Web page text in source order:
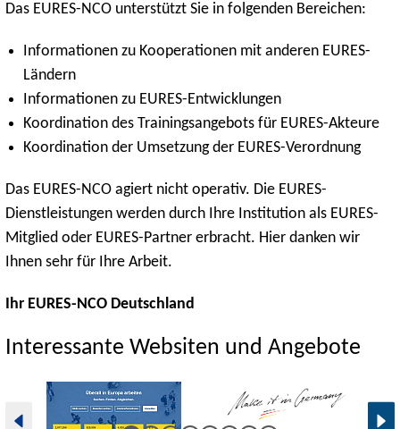
Das EURES-NCO unterstützt Sie in folgenden Bereichen:
Informationen zu Kooperationen mit anderen EURES-
Ländern
Informationen zu EURES-Entwicklungen
Koordination des Trainingsangebots für EURES-Akteure
Koordination der Umsetzung der EURES-Verordnung
Das EURES-NCO agiert nicht operativ. Die EURES-
Dienstleistungen werden durch Ihre Institution als EURES-
Mitglied oder EURES-Partner erbracht. Hier danken wir
Ihnen sehr für Ihre Arbeit.
Ihr EURES-NCO Deutschland
Interessante Websiten und Angebote